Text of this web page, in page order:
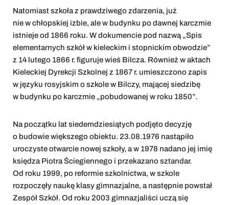
Natomiast szkoła z prawdziwego zdarzenia, już
nie w chłopskiej izbie, ale w budynku po dawnej karczmie
istnieje od 1866 roku. W dokumencie pod nazwą „Spis
elementarnych szkół w kieleckim i stopnickim obwodzie”
z 14 lutego 1866 r. figuruje wieś Bilcza. Również w aktach
Kieleckiej Dyrekcji Szkolnej z 1867 r. umieszczono zapis
w języku rosyjskim o szkole w Bilczy, mającej siedzibę
w budynku po karczmie „pobudowanej w roku 1850”.
Na początku lat siedemdziesiątych podjęto decyzję
o budowie większego obiektu. 23.08.1976 nastąpiło
uroczyste otwarcie nowej szkoły, a w 1978 nadano jej imię
księdza Piotra Ściegiennego i przekazano sztandar.
Od roku 1999, po reformie szkolnictwa, w szkole
rozpoczęły naukę klasy gimnazjalne, a następnie powstał
Zespół Szkół. Od roku 2003 gimnazjaliści uczą się